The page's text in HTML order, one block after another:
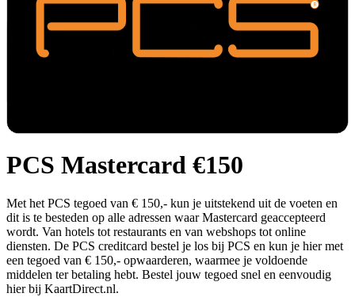
PCS Mastercard €150
Met het PCS tegoed van € 150,- kun je uitstekend uit de voeten en
dit is te besteden op alle adressen waar Mastercard geaccepteerd
wordt. Van hotels tot restaurants en van webshops tot online
diensten. De PCS creditcard bestel je los bij PCS en kun je hier met
een tegoed van € 150,- opwaarderen, waarmee je voldoende
middelen ter betaling hebt. Bestel jouw tegoed snel en eenvoudig
hier bij KaartDirect.nl.